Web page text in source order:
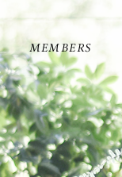
MEMBERS